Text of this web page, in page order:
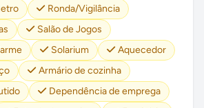
Ronda/Vigilância
Salão de Jogos
Solarium
Aquecedor
Armário de cozinha
Dependência de emprega